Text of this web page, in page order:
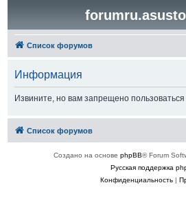
Список форумов
Информация
Извините, но вам запрещено
Список форумов
Создано на основе phpBB® Forum
Русская поддержка
Конфиденциальность|